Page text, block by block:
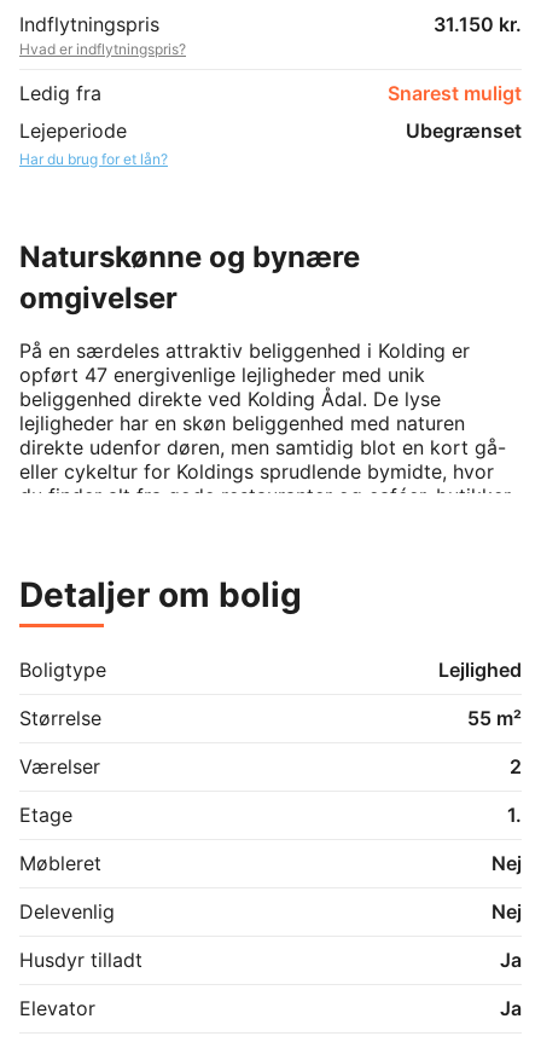
Indflytningspris
31.150 kr.
Hvad er indflytningspris?
Ledig fra
Snarest muligt
Lejeperiode
Ubegrænset
Har du brug for et lån?
Naturskønne og bynære
omgivelser
På en særdeles attraktiv beliggenhed i Kolding er
opført 47 energivenlige lejligheder med unik
beliggenhed direkte ved Kolding Ådal. De lyse
lejligheder har en skøn beliggenhed med naturen
direkte udenfor døren, men samtidig blot en kort gå-
eller cykeltur for Koldings sprudlende bymidte, hvor
du finder alt fra gode restauranter og caféer, butikker
størrelser, der fordeler sig på to til fem værelser.
Stadionhavens unikke placering i rolige og
lejlighederne er aldeles attraktive for en bred
målgruppe.
indbydende køkken-alrum, der er placeret i åben
med alt i hårde hvidevarer og stilrene elementer.
Samtlige rum er opført med gulvvarme og
luftrensende ventilationsanlæg, som sikrer et godt
alle egen altan, som gør det muligt at nyde den friske
luft og solens stråler med direkte udgang fra køkken-
alrummet.
Detaljer om bolig
Boligtype
Lejlighed
Størrelse
55 m²
Værelser
2
Etage
1.
Møbleret
Nej
Delevenlig
Nej
Husdyr tilladt
Ja
Elevator
Ja